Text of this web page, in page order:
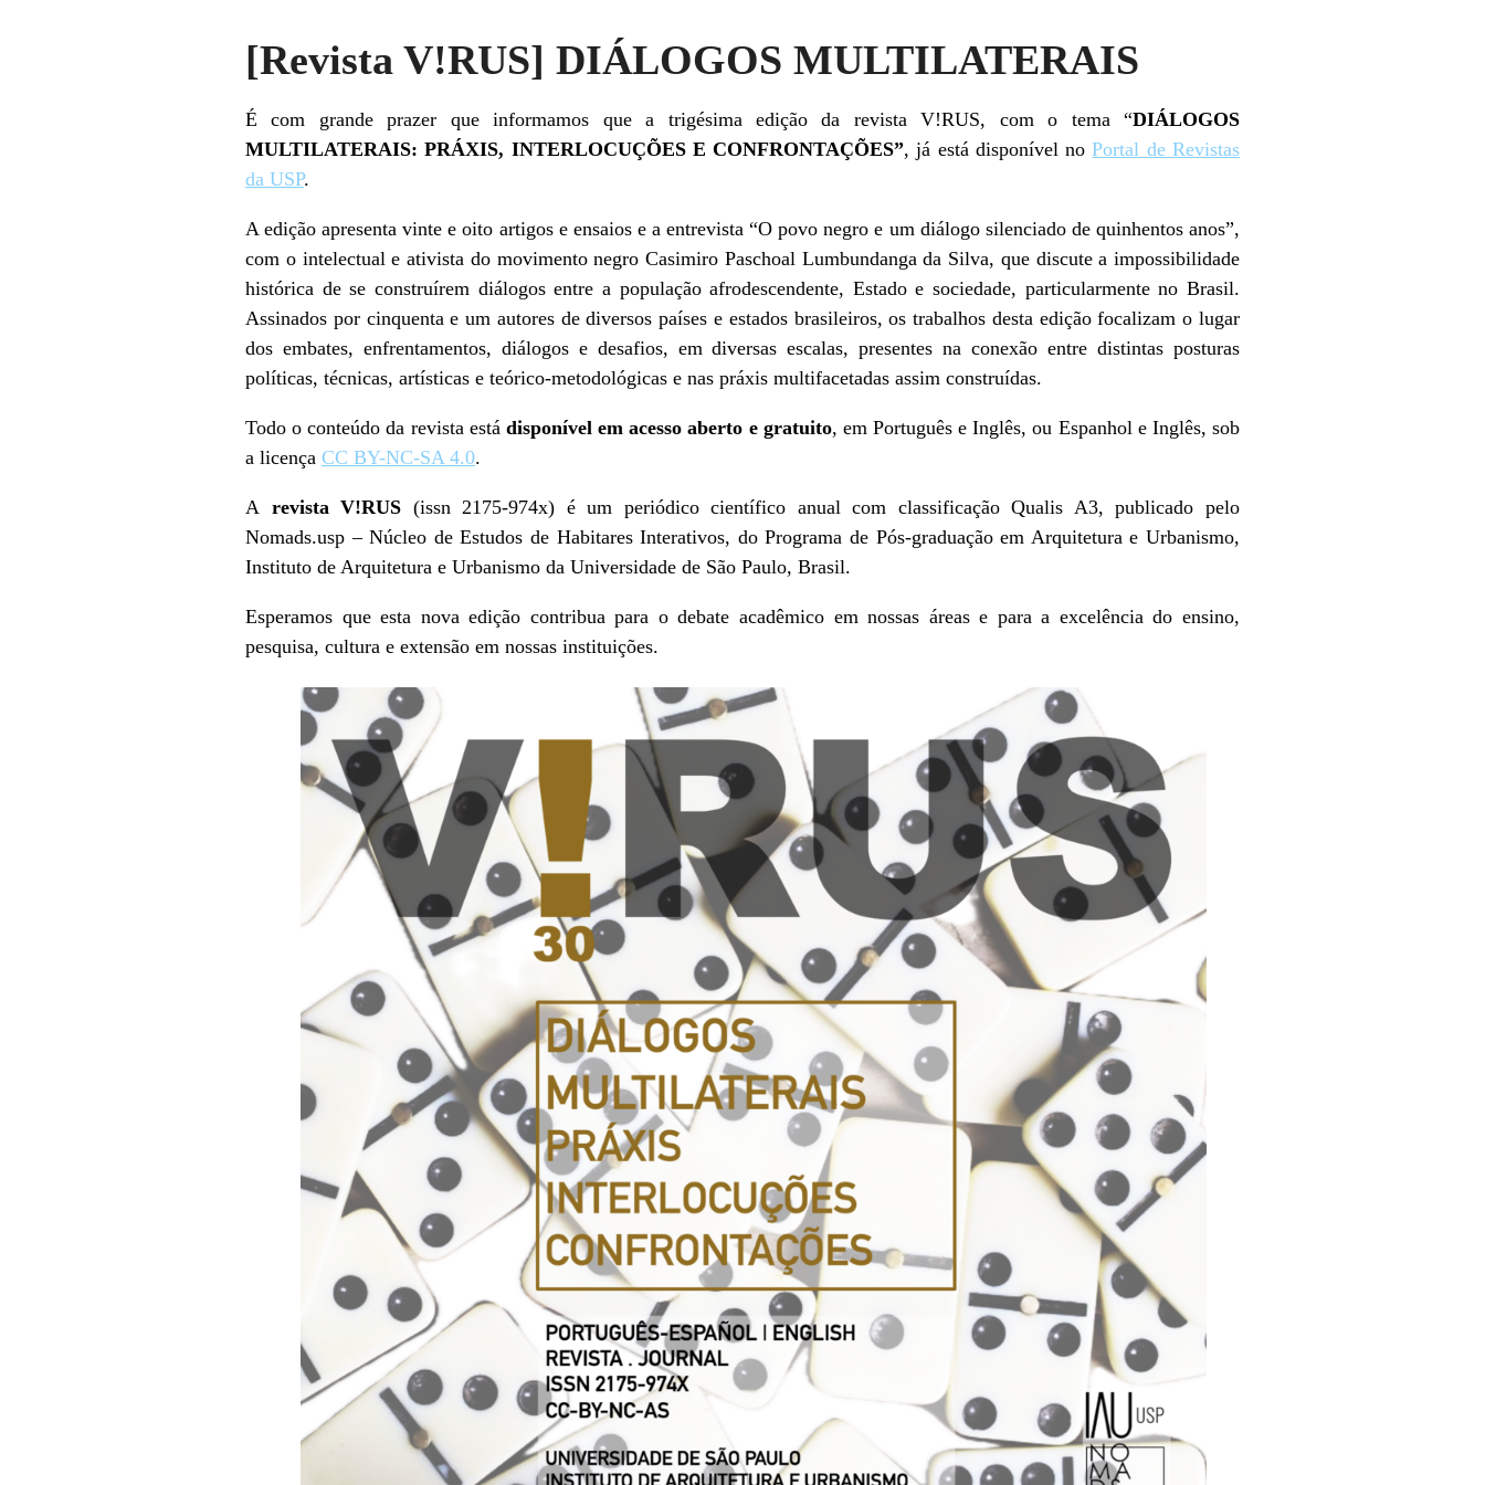
[Revista V!RUS] DIÁLOGOS MULTILATERAIS
É com grande prazer que informamos que a trigésima edição da revista V!RUS, com o tema “DIÁLOGOS
MULTILATERAIS: PRÁXIS, INTERLOCUÇÕES E CONFRONTAÇÕES”, já está disponível noPortal de Revistas
da USP.
A edição apresenta vinte e oito artigos e ensaios e a entrevista “O povo negro e um diálogo silenciado de quinhentos anos”,
com o intelectual e ativista do movimento negro Casimiro Paschoal Lumbundanga da Silva, que discute a impossibilidade
histórica de se construírem diálogos entre a população afrodescendente, Estado e sociedade, particularmente no Brasil.
Assinados por cinquenta e um autores de diversos países e estados brasileiros, os trabalhos desta edição focalizam o lugar
dos embates, enfrentamentos, diálogos e desafios, em diversas escalas, presentes na conexão entre distintas posturas
políticas, técnicas, artísticas e teórico-metodológicas e nas práxis multifacetadas assim construídas.
Todo o conteúdo da revista está disponível em acesso aberto e gratuito, em Português e Inglês, ou Espanhol e Inglês, sob
a licença CC BY-NC-SA 4.0.
A revista V!RUS (issn 2175-974x) é um periódico científico anual com classificação Qualis A3, publicado pelo
Nomads.usp – Núcleo de Estudos de Habitares Interativos, do Programa de Pós-graduação em Arquitetura e Urbanismo,
Instituto de Arquitetura e Urbanismo da Universidade de São Paulo, Brasil.
Esperamos que esta nova edição contribua para o debate acadêmico em nossas áreas e para a excelência do ensino,
pesquisa, cultura e extensão em nossas instituições.